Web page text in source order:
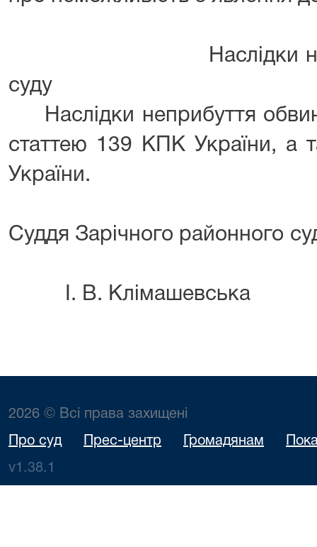
Наслідки
суду
Наслідки неприбуття
статтею 139 КПК України, а
України.
Суддя Зарічного
І. В. Клімашевська
2026 © Всі права захищені
Про суд Прес-центр Громадянам
v1.38.1